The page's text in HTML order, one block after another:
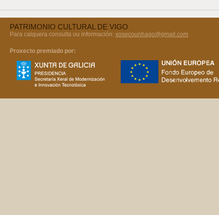
PATRIMONIO CULTURAL DE VIGO
Para calquera consulta ou información: xosecounhago@gmail.com
Proxecto premiado por: